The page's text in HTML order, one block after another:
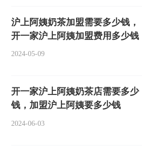
沪上阿姨奶茶加盟需要多少钱，
开一家沪上阿姨加盟费用多少钱
2024-05-09
开一家沪上阿姨奶茶店需要多少
钱，加盟沪上阿姨要多少钱
2024-06-03